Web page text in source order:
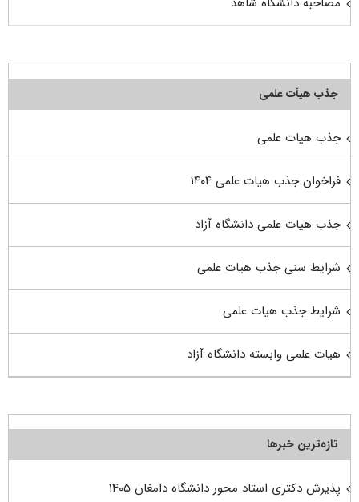
جذب هیأت علمی
جذب هیات علمی
فراخوان جذب هیات علمی ۱۴۰۴
جذب هیات علمی دانشگاه آزاد
شرایط سنی جذب هیات علمی
شرایط جذب هیات علمی
هیات علمی وابسته دانشگاه آزاد
تازه‌ترین خبرها
پذیرش دکتری استاد محور دانشگاه دامغان ۱۴۰۵